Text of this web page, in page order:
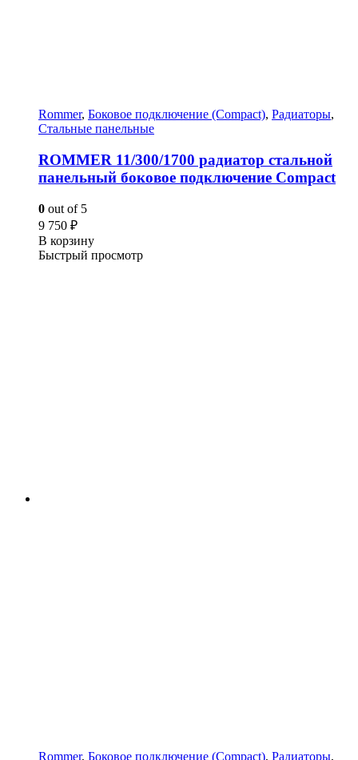
Rommer, Боковое подключение (Compact), Радиаторы,
Стальные панельные
ROMMER 11/300/1700 радиатор стальной
панельный боковое подключение Compact
0 out of 5
9 750 ₽
В корзину
Быстрый просмотр
Rommer, Боковое подключение (Compact), Радиаторы,